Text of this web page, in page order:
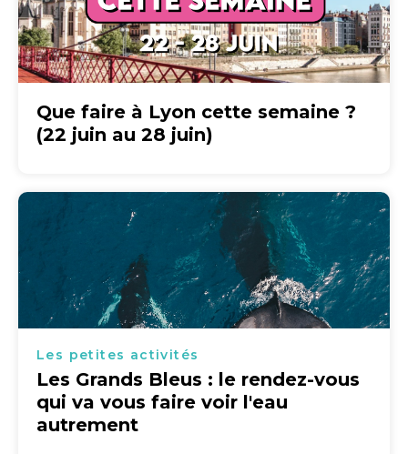
Que faire à Lyon cette semaine ?
(22 juin au 28 juin)
Les petites activités
Les Grands Bleus : le rendez-vous
qui va vous faire voir l'eau
autrement